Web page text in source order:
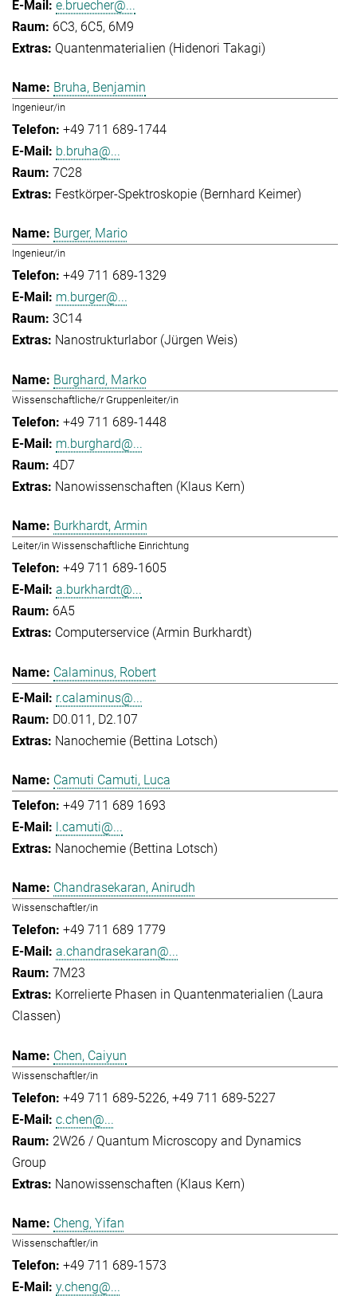
e.bruecher@...
6C3, 6C5, 6M9
Quantenmaterialien (Hidenori Takagi)
Bruha, Benjamin
Ingenieur/in
+49 711 689-1744
b.bruha@...
7C28
Festkörper-Spektroskopie (Bernhard Keimer)
Burger, Mario
Ingenieur/in
+49 711 689-1329
m.burger@...
3C14
Nanostrukturlabor (Jürgen Weis)
Burghard, Marko
Wissenschaftliche/r Gruppenleiter/in
+49 711 689-1448
m.burghard@...
4D7
Nanowissenschaften (Klaus Kern)
Burkhardt, Armin
Leiter/in Wissenschaftliche Einrichtung
+49 711 689-1605
a.burkhardt@...
6A5
Computerservice (Armin Burkhardt)
Calaminus, Robert
r.calaminus@...
D0.011, D2.107
Nanochemie (Bettina Lotsch)
Camuti Camuti, Luca
+49 711 689 1693
l.camuti@...
Nanochemie (Bettina Lotsch)
Chandrasekaran, Anirudh
Wissenschaftler/in
+49 711 689 1779
a.chandrasekaran@...
7M23
Korrelierte Phasen in Quantenmaterialien (Laura
Classen)
Chen, Caiyun
Wissenschaftler/in
+49 711 689-5226 +49 711 689-5227
c.chen@...
2W26 / Quantum Microscopy and Dynamics
Group
Nanowissenschaften (Klaus Kern)
Cheng, Yifan
Wissenschaftler/in
+49 711 689-1573
y.cheng@...